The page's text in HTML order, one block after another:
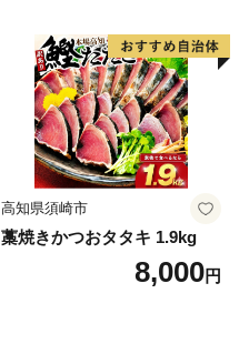
高知県須崎市
藁焼きかつおタタキ 1.9kg
8,000円